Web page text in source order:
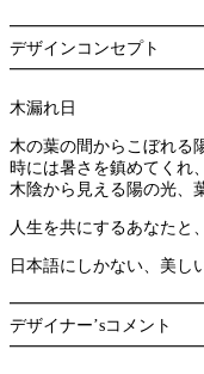
デザインコンセプト
木漏れ日
木の葉の間からこぼれる
時には暑さを鎮めてくれ
木陰から見える陽の光、
人生を共にするあなたと
日本語にしかない、美し
デザイナー’sコメント